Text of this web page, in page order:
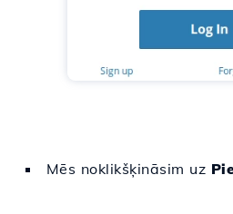
Mēs noklikšķināsim uz